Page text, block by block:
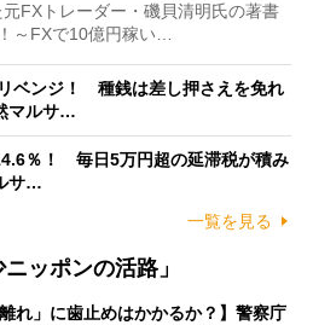
FXトレーダー・磯貝清明氏の著書
～FXで10億円稼い…
ベンジ！ 種銭は差し押さえを免れ
マルサ…
％！ 毎日5万円超の延滞税が積み
サ…
一覧を見る
ッポンの活路」
離れ」に歯止めはかかるか？】警察庁